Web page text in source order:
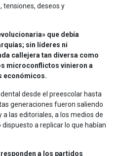
tensiones, deseos y
que debía
sin líderes ni
callejera tan diversa como
microconflictos vinieron a
económicos.
desde el preescolar hasta
generaciones fueron saliendo
las editoriales, a los medios de
a replicar lo que habían
a los partidos